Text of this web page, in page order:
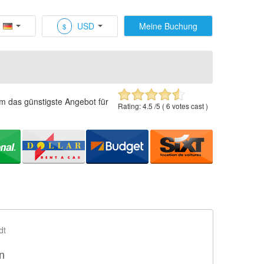
$ USD Meine Buchung
Rating:4.5 /5 (6 votes cast )
das günstigste Angebot für